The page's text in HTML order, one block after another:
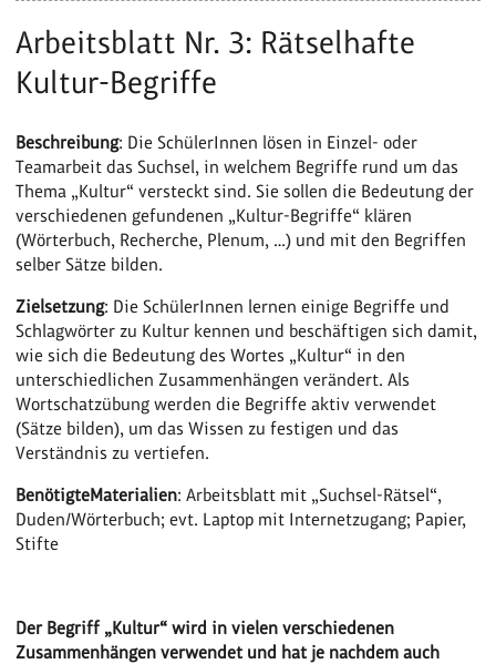
Arbeitsblatt Nr. 3: Rätselhafte
Kultur-Begriffe
Beschreibung: Die SchülerInnen lösen in Einzel- oder
Teamarbeit das Suchsel, in welchem Begriffe rund um das
Thema „Kultur“ versteckt sind. Sie sollen die Bedeutung der
verschiedenen gefundenen „Kultur-Begriffe“ klären
(Wörterbuch, Recherche, Plenum, …) und mit den Begriffen
selber Sätze bilden.
Zielsetzung: Die SchülerInnen lernen einige Begriffe und
Schlagwörter zu Kultur kennen und beschäftigen sich damit,
wie sich die Bedeutung des Wortes „Kultur“ in den
unterschiedlichen Zusammenhängen verändert. Als
Wortschatzübung werden die Begriffe aktiv verwendet
(Sätze bilden), um das Wissen zu festigen und das
Verständnis zu vertiefen.
BenötigteMaterialien: Arbeitsblatt mit „Suchsel-Rätsel“,
Duden/Wörterbuch; evt. Laptop mit Internetzugang; Papier,
Stifte
Der Begriff „Kultur“ wird in vielen verschiedenen
Zusammenhängen verwendet und hat je nachdem auch